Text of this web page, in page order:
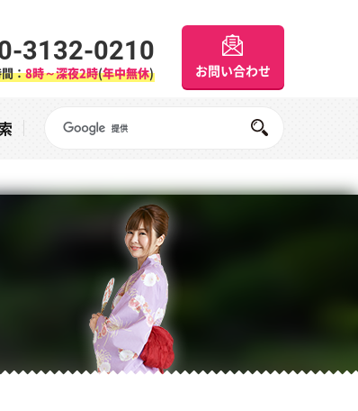
3132-0210
：8時～深夜2時(年中無休) お問い合わせ